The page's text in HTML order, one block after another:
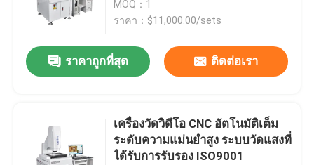
ฮาร์ดแวร์
MOQ：1
ราคา：$11,000.00/sets
ราคาถูกที่สุด ติดต่อเรา
เครื่องวัดวิดีโอ CNC อัตโนมัติเต็ม
ระดับความแม่นยําสูง ระบบวัดแสงที่
ได้รับการรับรอง ISO9001